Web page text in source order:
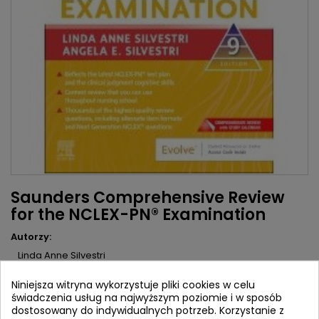
Saunders Comprehensive Review
for the NCLEX-PN® Examination
Autorzy:
Linda Anne Silvestri
Wydawca:Saunders
ISBN:9780443112874
Niniejsza witryna wykorzystuje pliki cookies w celu
świadczenia usług na najwyższym poziomie i w sposób
dostosowany do indywidualnych potrzeb. Korzystanie z